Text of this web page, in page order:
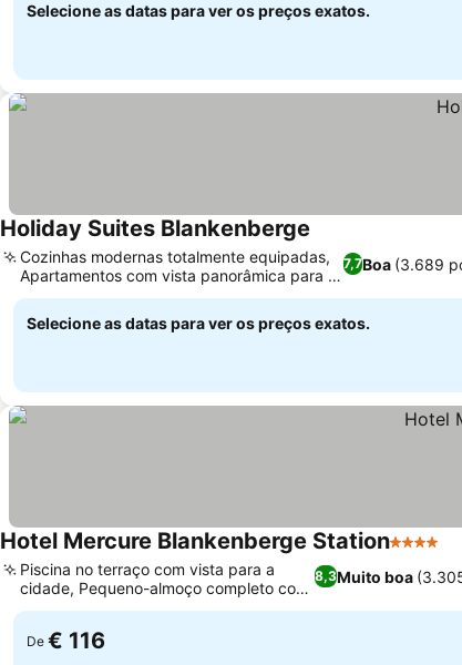
Selecione as datas para ver os preços exatos.
Holiday Suites Blankenberge
7,7Boa (3.689
Cozinhas modernas totalmente equipadas,
Apartamentos com vista panorâmica para o
mar
Selecione as datas para ver os preços exatos.
Hotel Mercure Blankenberge Station4 Estrelas
8,3Muito boa
Piscina no terraço com vista para a
cidade, Pequeno-almoço completo com
espumante
De € 116